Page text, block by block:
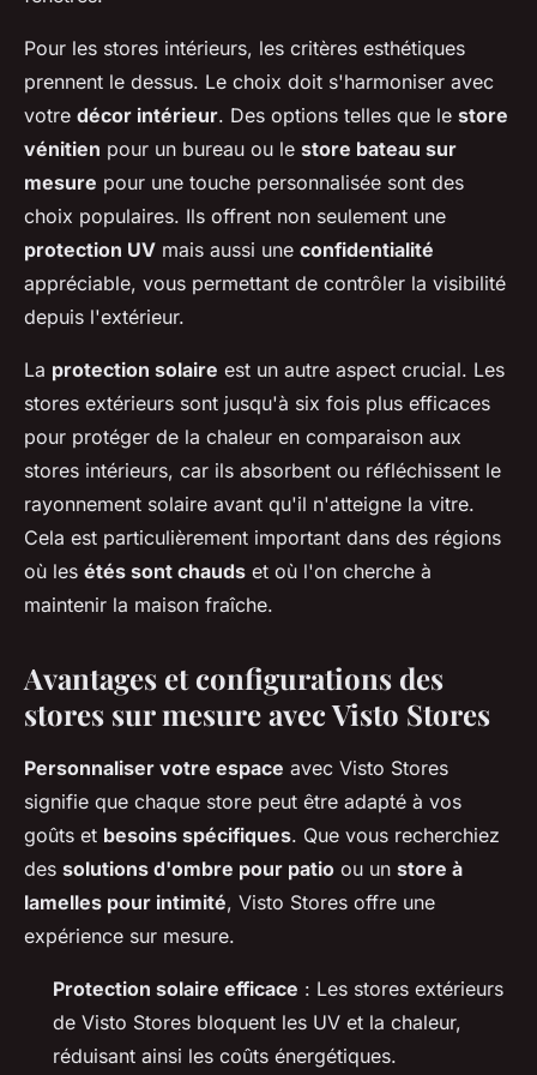
Pour les stores intérieurs, les critères esthétiques
prennent le dessus. Le choix doit s'harmoniser avec
votre décor intérieur. Des options telles que le store
vénitien pour un bureau ou le store bateau sur
mesure pour une touche personnalisée sont des
choix populaires. Ils offrent non seulement une
protection UV mais aussi une confidentialité
appréciable, vous permettant de contrôler la visibilité
depuis l'extérieur.
La protection solaire est un autre aspect crucial. Les
stores extérieurs sont jusqu'à six fois plus efficaces
pour protéger de la chaleur en comparaison aux
stores intérieurs, car ils absorbent ou réfléchissent le
rayonnement solaire avant qu'il n'atteigne la vitre.
Cela est particulièrement important dans des régions
où les étés sont chauds et où l'on cherche à
maintenir la maison fraîche.
Avantages et configurations des
stores sur mesure avec Visto Stores
Personnaliser votre espace avec Visto Stores
signifie que chaque store peut être adapté à vos
goûts et besoins spécifiques. Que vous recherchiez
des solutions d'ombre pour patio ou un store à
lamelles pour intimité, Visto Stores offre une
expérience sur mesure.
Protection solaire efficace : Les stores extérieurs
de Visto Stores bloquent les UV et la chaleur,
réduisant ainsi les coûts énergétiques.